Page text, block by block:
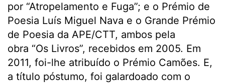
por “Atropelamento e Fuga”; e o Prémio de
Poesia Luís Miguel Nava e o Grande Prémio
de Poesia da APE/CTT, ambos pela
obra “Os Livros”, recebidos em 2005. Em
2011, foi-lhe atribuído o Prémio Camões. E,
a título póstumo, foi galardoado com o